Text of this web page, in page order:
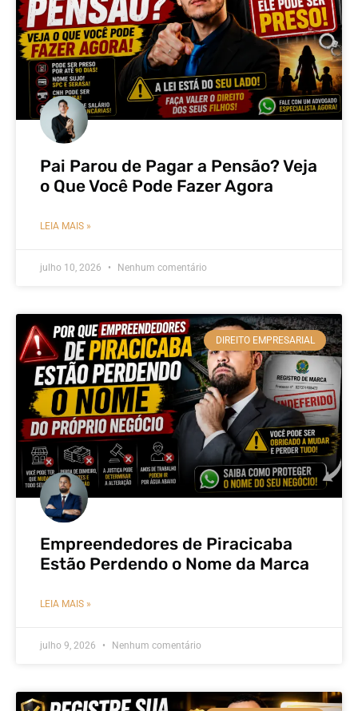
Pai Parou de Pagar a Pensão? Veja
o Que Você Pode Fazer Agora
LEIA MAIS »
julho 10, 2026 Nenhum comentário
DIREITO EMPRESARIAL
Empreendedores de Piracicaba
Estão Perdendo o Nome da Marca
LEIA MAIS »
julho 9, 2026 Nenhum comentário